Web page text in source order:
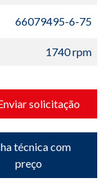
66079495-6-75
1740 rpm
solicitação
técnica com
preço